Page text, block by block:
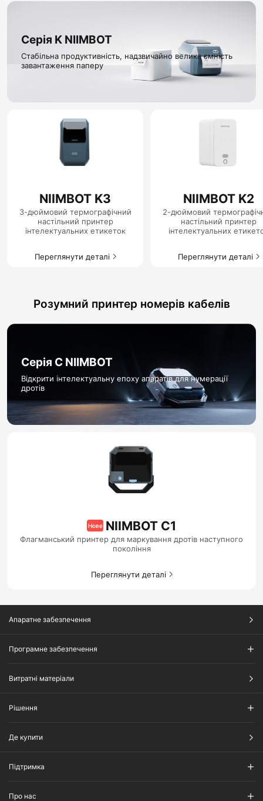
Серія K NIIMBOT
Стабільна продуктивність, надзвичайно велика ємність
завантаження паперу
NIIMBOT K3
3-дюймовий термографічний
настільний принтер
інтелектуальних етикеток
Переглянути деталі
NIIMBOT K2
2-дюймовий
настільний принтер
інтелектуальних
Переглянути деталі
Розумний принтер номерів кабелів
Серія C NIIMBOT
Відкрити інтелектуальну епоху апаратів для нумерації
дротів
Нове NIIMBOT C1
Флагманський принтер для маркування дротів наступного
покоління
Переглянути деталі
Апаратне забезпечення
Програмне забезпечення
Витратні матеріали
Рішення​
Де купити
Підтримка
Про нас